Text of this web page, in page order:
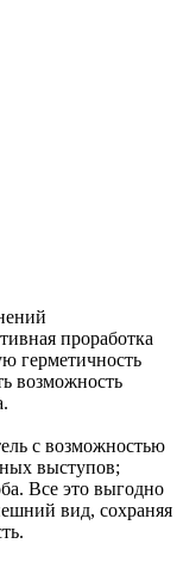
проработка
герметичность
возможность
с возможностью
выступов;
Все это выгодно
вид, сохраняя